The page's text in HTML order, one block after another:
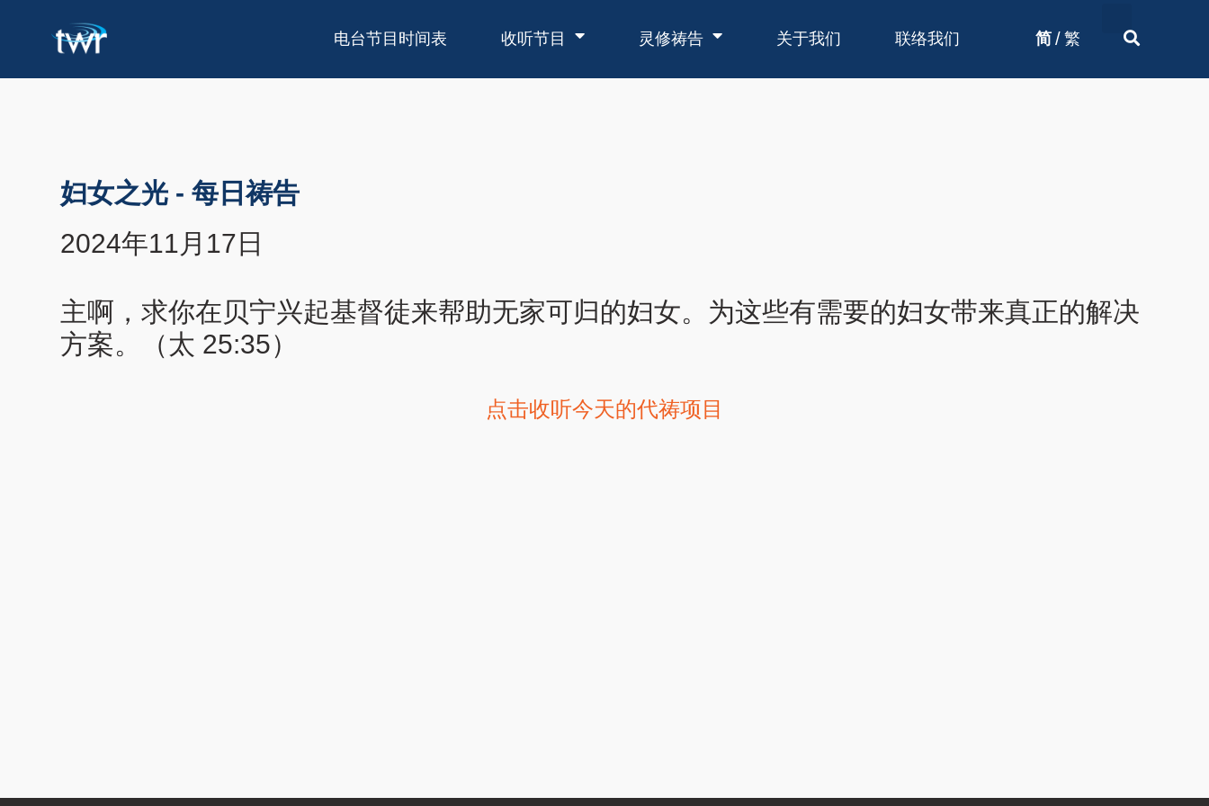
电台节目时间表 收听节目 灵修祷告 关于我们 联络我们 简 / 繁
妇女之光 - 每日祷告
2024年11月17日
主啊，求你在贝宁兴起基督徒来帮助无家可归的妇女。为这些有需要的妇女带来真正的解决
方案。（太 25:35）
点击收听今天的代祷项目